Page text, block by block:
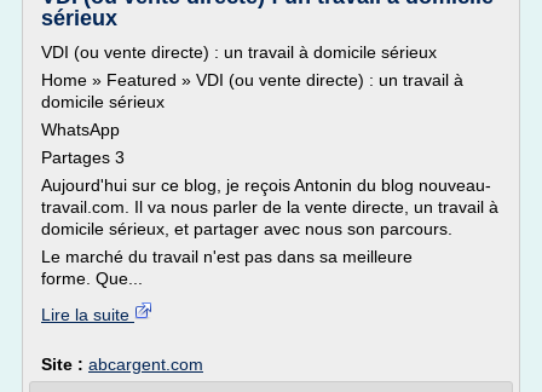
sérieux
VDI (ou vente directe) : un travail à domicile sérieux
Home » Featured » VDI (ou vente directe) : un travail à
domicile sérieux
WhatsApp
Partages 3
Aujourd'hui sur ce blog, je reçois Antonin du blog nouveau-
travail.com. Il va nous parler de la vente directe, un travail à
domicile sérieux, et partager avec nous son parcours.
Le marché du travail n'est pas dans sa meilleure
forme. Que...
Lire la suite
Site : abcargent.com